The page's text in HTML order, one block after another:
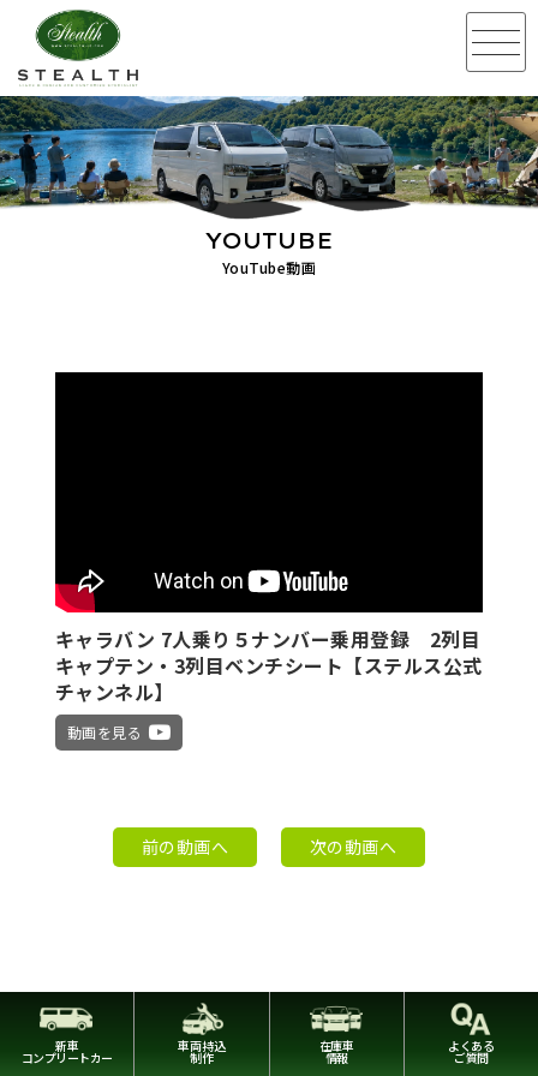
YouTube動画
YOUTUBE
キャラバン 7人乗り５ナンバー乗用登録 2列目
キャプテン・3列目ベンチシート【ステルス公式
チャンネル】
動画を見る
前の動画へ 次の動画へ
新車
コンプリートカー
車両持込
制作
在庫車
情報
よくある
ご質問